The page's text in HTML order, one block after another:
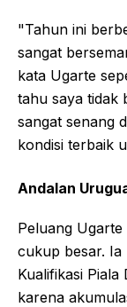
"Tahun ini
sangat
kata Ugarte
tahu saya tidak
sangat senang
kondisi terbaik
Andalan
Peluang
cukup besar.
Kualifikasi
karena